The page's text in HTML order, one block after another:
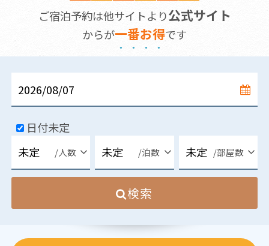
ご宿泊予約は他サイトより公式サイト
からが一番お得です
日付未定
/人数 /泊数 /部屋数
検索